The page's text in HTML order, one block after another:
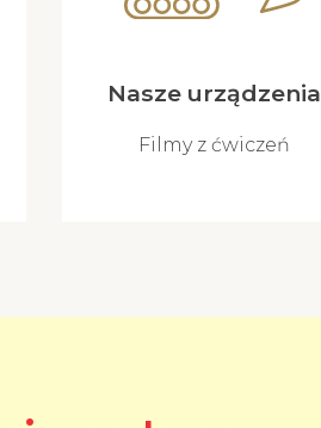
Nasze urządzenia
Filmy z ćwiczeń